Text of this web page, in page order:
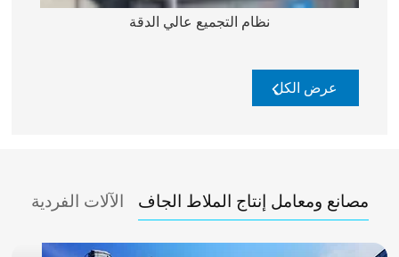
نظام التجميع عالي الدقة
عرض الكل
مصانع ومعامل إنتاج الملاط الجاف الآلات الفردية